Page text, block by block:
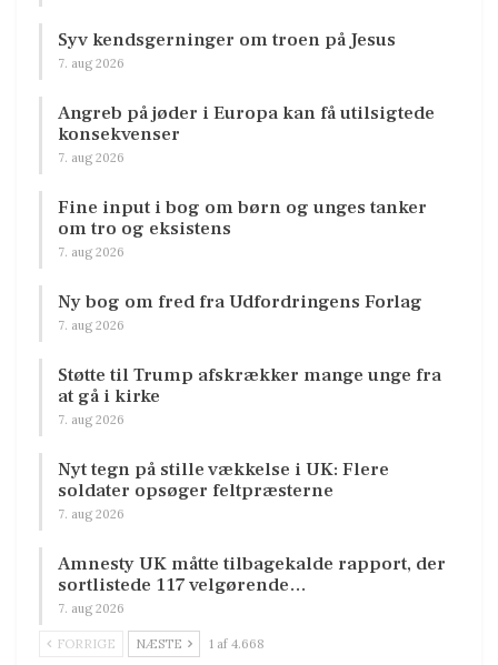
Syv kendsgerninger om troen på Jesus
7. aug 2026
Angreb på jøder i Europa kan få utilsigtede
konsekvenser
7. aug 2026
Fine input i bog om børn og unges tanker
om tro og eksistens
7. aug 2026
Ny bog om fred fra Udfordringens Forlag
7. aug 2026
Støtte til Trump afskrækker mange unge fra
at gå i kirke
7. aug 2026
Nyt tegn på stille vækkelse i UK: Flere
soldater opsøger feltpræsterne
7. aug 2026
Amnesty UK måtte tilbagekalde rapport, der
sortlistede 117 velgørende…
7. aug 2026
FORRIGE NÆSTE 1 af 4.668